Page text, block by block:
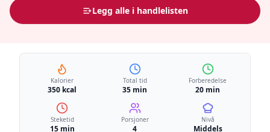
Legg alle i handlelisten
Kalorier
350 kcal
Total tid
35 min
Forberedelse
20 min
Steketid
15 min
Porsjoner
4
Nivå
Middels